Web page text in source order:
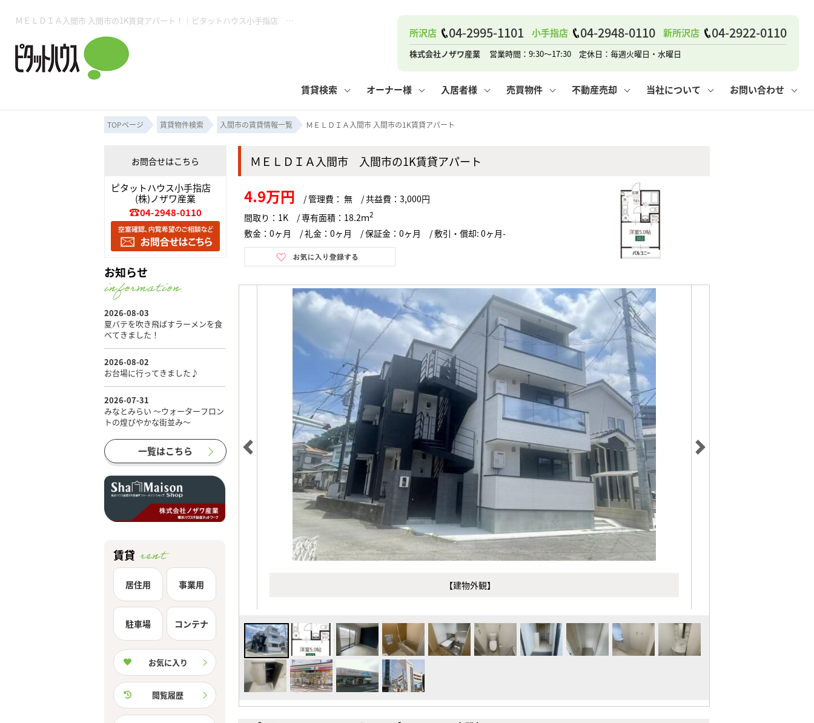
ＭＥＬＤＩＡ入間市 入間市の1K賃貸アパート！｜ピタットハウス小手指店 (株)ノザワ産業
所沢店 04-2995-1101 小手指店 04-2948-0110 新所沢店 04-2922-0110
株式会社ノザワ産業 営業時間：9:30～17:30 定休日：毎週火曜日・水曜日
賃貸検索
所沢賃貸TOP 物件検索フォーム お気に入り 閲覧履歴 保存した検索条件
月極駐車場 事業用物件 コンテナ
オーナー様
賃貸管理業務 土地・空き家活用 空き家管理 管理物件一覧 管理のご依頼
入居者様
入居者様用ページTOP 入居中のマナー 住まいのトラブルQ&A お住まいの解約手続き
売買物件
売買物件一覧 購入時の諸費用 購入までの流れ よくある質問
不動産売却
無料売却査定 仲介手数料について 業者の選び方 媒介契約の種類
必要な書類 売却の流れ 高く売るポイント よくある質問
当社について
スタッフ紹介 お知らせ お客様の声 スタッフブログ
ピタットハウス所沢店 ピタットハウス小手指店 ピタットハウス新所沢店
お問い合わせ
ご来店予約 お住まいの解約手続き その他の問合せ
所沢賃貸TOP 閲覧履歴 保存した検索条件
月極駐車場 事業用物件 コンテナ
賃貸管理業務 管理のご依頼
入居者様用ページTOP 住まいのトラブルQ&A お住まいの解約手続き その他の問合せ
売買物件一覧 よくある質問 マンションVS戸建て 賃貸vs持ち家
無料売却査定 媒介契約の種類 売却時の諸費用 仲介と買取の違い
必要な書類
会社概要 スタッフブログ 個人情報保護方針
ピタットハウス所沢店 ピタットハウス小手指店
ご来店予約
TOPページ 賃貸物件検索 入間市の賃貸情報一覧 ＭＥＬＤＩＡ入間市 入間市の1K賃貸アパート
ＭＥＬＤＩＡ入間市 入間市の1K賃貸アパート
4.9万円 / 管理費： 無 / 共益費：3,000円
間取り：1K / 専有面積：18.2ｍ2
敷金：0ヶ月 / 礼金：0ヶ月 / 保証金：0ヶ月 / 敷引・償却: 0ヶ月-
【建物外観】
お問合せはこちら
ピタットハウス小手指店
(株)ノザワ産業
04-2948-0110
お知らせ
一覧はこちら
賃貸
居住用 事業用
駐車場 コンテナ
お気に入り
閲覧履歴